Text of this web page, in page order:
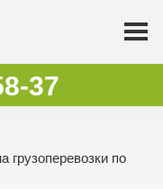
37
грузоперевозки по